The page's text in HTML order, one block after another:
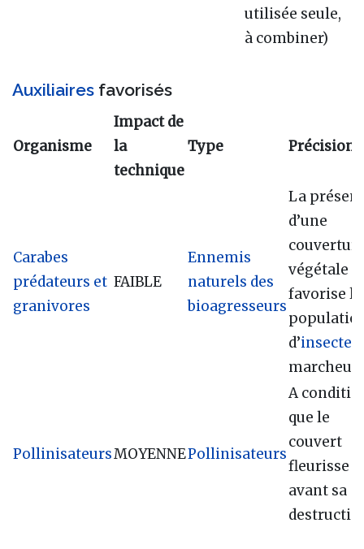
utilisée seule,
à combiner)
Auxiliaires favorisés
Organisme
Impact de
la
technique
Type Précisions
Carabes
prédateurs et
granivores
FAIBLE
Ennemis
naturels des
bioagresseurs
La
d’une
végétale
favorise
d’insectes
PollinisateursMOYENNEPollinisateurs
A
que le
couvert
fleurisse
avant sa